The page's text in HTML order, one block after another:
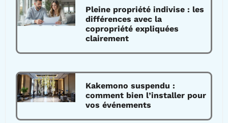
Pleine propriété indivise : les
différences avec la
copropriété expliquées
clairement
Kakemono suspendu :
comment bien l’installer pour
vos événements